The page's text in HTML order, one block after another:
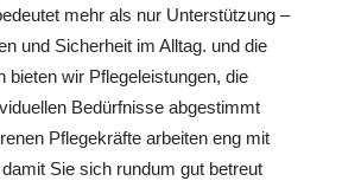
mehr als nur Unterstützung –
und Sicherheit im Alltag. und die
bieten wir Pflegeleistungen, die
Bedürfnisse abgestimmt
Pflegekräfte arbeiten eng mit
Sie sich rundum gut betreut